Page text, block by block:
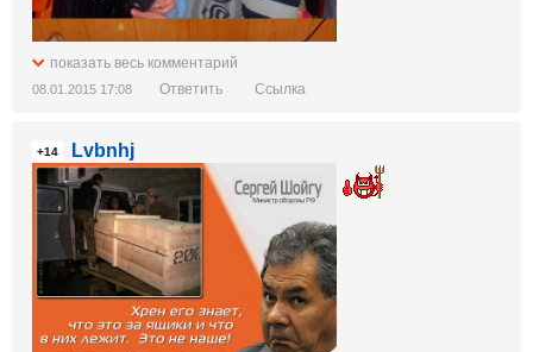
показать весь комментарий
08.01.2015 17:08 Ответить Ссылка
+14 Lvbnhj